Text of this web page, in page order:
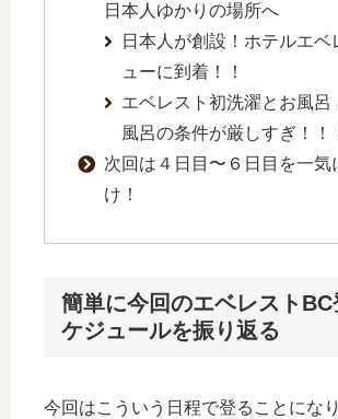
日本人ゆかりの場所へ
日本人が創設！ホテルエベ
ューに到着！！
エベレスト初洗濯とお風呂
風呂の条件が厳しすぎ！！
次回は４日目〜６日目を一気
け！
簡単に今回のエベレストBC
ケジュールを振り返る
今回はこういう日程で登ることになり